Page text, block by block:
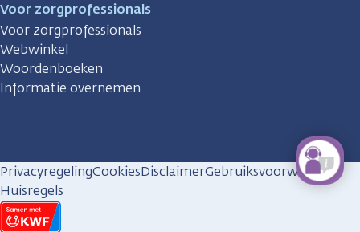
Voor zorgprofessionals
Voor zorgprofessionals
Webwinkel
Woordenboeken
Informatie overnemen
PrivacyregelingCookiesDisclaimerGebruiksvoorwaarden
Huisregels